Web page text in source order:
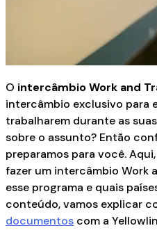
O intercâmbio Work and
intercâmbio exclusivo para
trabalharem durante as
sobre o assunto? Então
preparamos para você.
fazer um intercâmbio Work
esse programa e quais
conteúdo, vamos explicar
documentos com a